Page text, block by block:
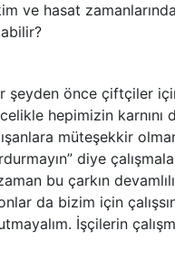
ve hasat
şeyden önce çiftçiler
hepimizin karnını
müteşekkir
diye
bu çarkın
da bizim için
İşçilerin